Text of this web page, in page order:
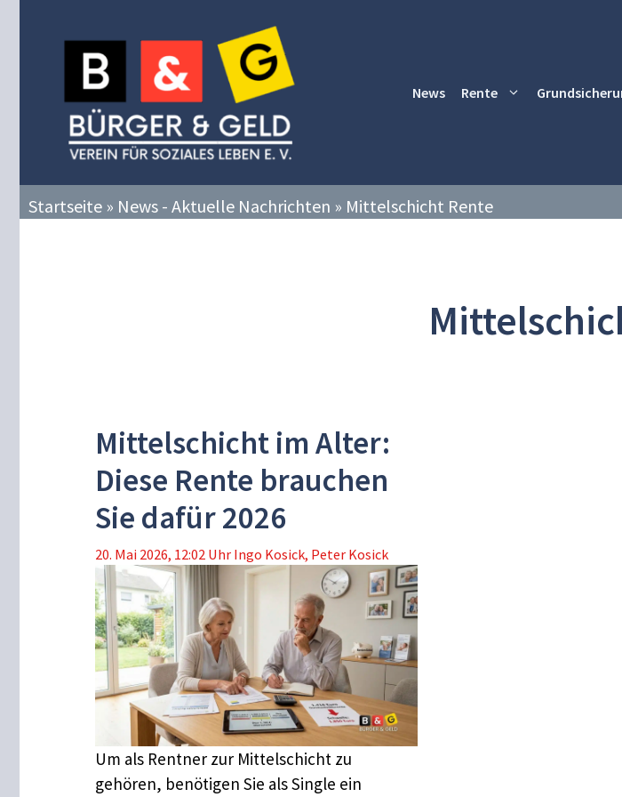
News Rente
Startseite » News - Aktuelle Nachrichten » Mittelschicht Rente
Mittelschicht im Alter:
Diese Rente brauchen
Sie dafür 2026
20. Mai 2026, 12:02 Uhr Ingo Kosick, Peter Kosick
Um als Rentner zur Mittelschicht zu
gehören, benötigen Sie als Single ein